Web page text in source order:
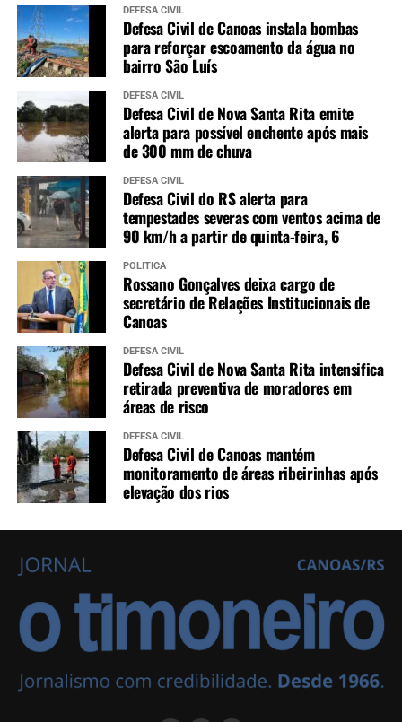
DEFESA CIVIL
Defesa Civil de Canoas instala bombas
para reforçar escoamento da água no
bairro São Luís
DEFESA CIVIL
Defesa Civil de Nova Santa Rita emite
alerta para possível enchente após mais
de 300 mm de chuva
DEFESA CIVIL
Defesa Civil do RS alerta para
tempestades severas com ventos acima de
90 km/h a partir de quinta-feira, 6
POLÍTICA
Rossano Gonçalves deixa cargo de
secretário de Relações Institucionais de
Canoas
DEFESA CIVIL
Defesa Civil de Nova Santa Rita intensifica
retirada preventiva de moradores em
áreas de risco
DEFESA CIVIL
Defesa Civil de Canoas mantém
monitoramento de áreas ribeirinhas após
elevação dos rios